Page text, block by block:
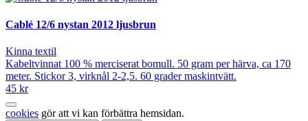
Cablé 12/6 nystan 2012 ljusbrun
Kinna textil
Kabeltvinnat 100 % merciserat bomull. 50 gram per härva, ca 170
meter. Stickor 3, virknål 2-2,5. 60 grader maskintvätt.
45 kr
cookies gör att vi kan förbättra hemsidan.